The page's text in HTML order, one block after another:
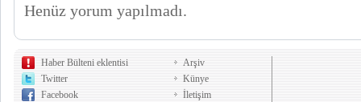
Henüz yorum yapılmadı.
Haber Bülteni eklentisi
Twitter
Facebook
Arşiv
Künye
İletişim